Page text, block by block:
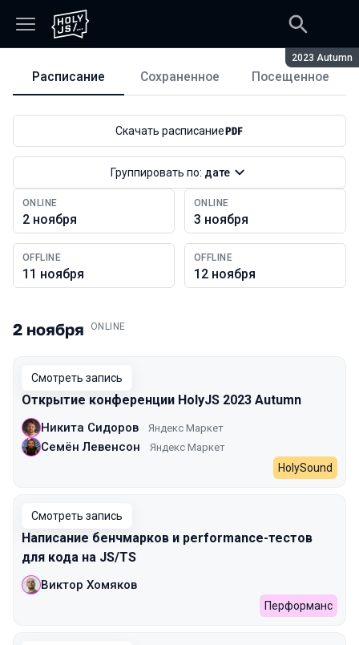
Сезон:
2023 Autumn
Расписание
Расписание Сохраненное Посещенное
ONLINE
2 ноября
ONLINE
3 ноября
OFFLINE
11 ноября
OFFLINE
12 ноября
Скачать расписание
Группировать по: дате
2 ноября .ONLINE
Смотреть запись
Открытие конференции HolyJS 2023 Autumn
Никита Сидоров Яндекс Маркет
Семён Левенсон Яндекс Маркет
HolySound
Смотреть запись
Написание бенчмарков и performance-тестов
для кода на JS/TS
Виктор Хомяков
Перформанс